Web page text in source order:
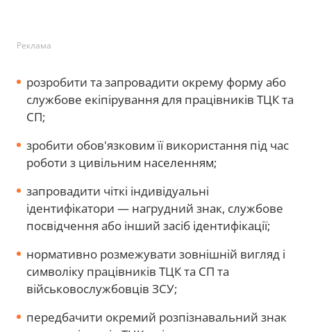
Реклама
розробити та запровадити окрему форму або
службове екіпірування для працівників ТЦК та
СП;
зробити обов'язковим її використання під час
роботи з цивільним населенням;
запровадити чіткі індивідуальні
ідентифікатори — нагрудний знак, службове
посвідчення або інший засіб ідентифікації;
нормативно розмежувати зовнішній вигляд і
символіку працівників ТЦК та СП та
військовослужбовців ЗСУ;
передбачити окремий розпізнавальний знак